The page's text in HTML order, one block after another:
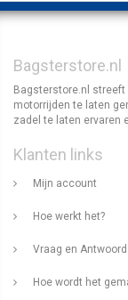
Bagsterstore.nl
Bagsterstore.nl streeft
motorrijden te laten
zadel te laten ervaren
Klanten links
Mijn account
Hoe werkt het?
Vraag en Antwoord
Hoe wordt het